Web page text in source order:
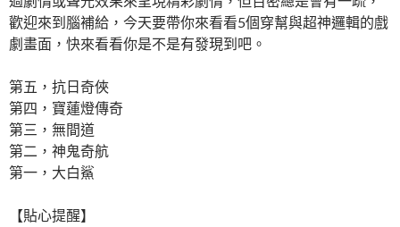
歡迎來到腦補給，今天要帶你來看看5個穿幫與超神邏輯的戲
劇畫面，快來看看你是不是有發現到吧。
第五，抗日奇俠
第四，寶蓮燈傳奇
第三，無間道
第二，神鬼奇航
第一，大白鯊
【貼心提醒】